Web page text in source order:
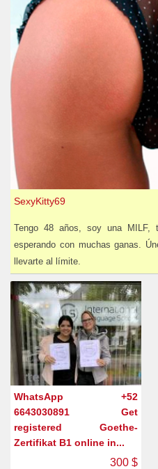
SexyKitty69
Tengo 48 años, soy una MILF,
esperando con muchas ganas.
llevarte al límite.
WhatsApp +52
6643030891 Get
registered Goethe-
Zertifikat B1 online in...
300 $